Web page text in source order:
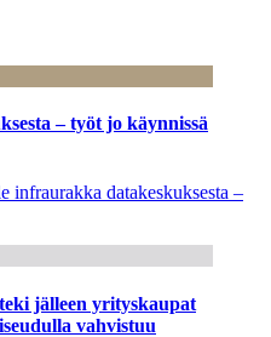
– työt jo käynnissä
datakeskuksesta –
jälleen yrityskaupat
vahvistuu